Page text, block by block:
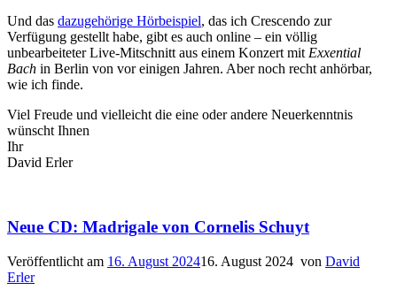
Und das dazugehörige Hörbeispiel, das ich Crescendo zur
Verfügung gestellt habe, gibt es auch online – ein völlig
unbearbeiteter Live-Mitschnitt aus einem Konzert mit Exxential
Bach in Berlin von vor einigen Jahren. Aber noch recht anhörbar,
wie ich finde.
Viel Freude und vielleicht die eine oder andere Neuerkenntnis
wünscht Ihnen
Ihr
David Erler
Neue CD: Madrigale von Cornelis Schuyt
Veröffentlicht am 16. August 202416. August 2024 von David
Erler